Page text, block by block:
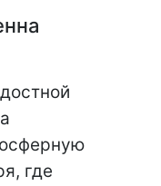
где